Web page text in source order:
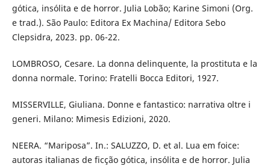
gótica, insólita e de horror. Julia Lobão; Karine Simoni (Org.
e trad.). São Paulo: Editora Ex Machina/ Editora Sebo
Clepsidra, 2023. pp. 06-22.
LOMBROSO, Cesare. La donna delinquente, la prostituta e la
donna normale. Torino: Fratelli Bocca Editori, 1927.
MISSERVILLE, Giuliana. Donne e fantastico: narrativa oltre i
generi. Milano: Mimesis Edizioni, 2020.
NEERA. “Mariposa”. In.: SALUZZO, D. et al. Lua em foice:
autoras italianas de ficção gótica, insólita e de horror. Julia